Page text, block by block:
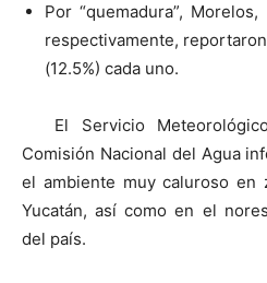
Por “quemadura”,
respectivamente,
(12.5%) cada uno.
El Servicio
Comisión Nacional del Agua
el ambiente muy caluroso en
Yucatán, así como en el
del país.